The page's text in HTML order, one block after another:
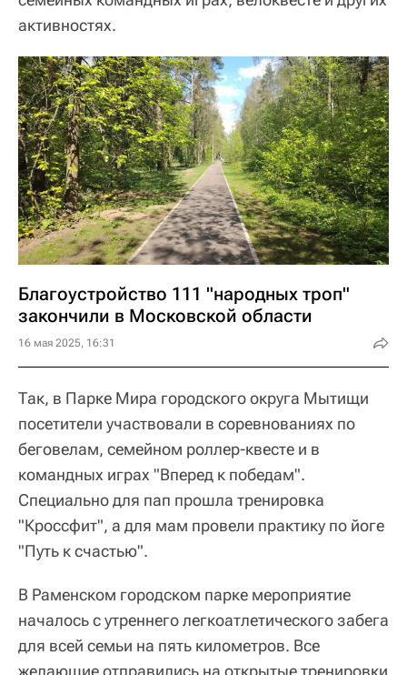
активностях.
Благоустройство 111 "народных троп"
закончили в Московской области
16 мая 2025, 16:31
Так, в Парке Мира городского округа Мытищи
посетители участвовали в соревнованиях по
беговелам, семейном роллер-квесте и в
командных играх "Вперед к победам".
Специально для пап прошла тренировка
"Кроссфит", а для мам провели практику по йоге
"Путь к счастью".
В Раменском городском парке мероприятие
началось с утреннего легкоатлетического забега
для всей семьи на пять километров. Все
желающие отправились на открытые тренировки